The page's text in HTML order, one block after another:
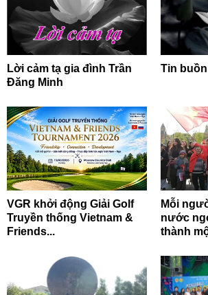
Lời cảm tạ gia đình Trần
Đăng Minh
Tin buồn
VGR khởi động Giải Golf
Truyền thống Vietnam &
Friends...
Mỗi
nước
thành